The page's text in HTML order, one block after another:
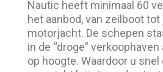
Nautic heeft minimaal 60
het aanbod, van zeilboot
motorjacht. De schepen
in de “droge”
op hoogte. Waardoor u snel